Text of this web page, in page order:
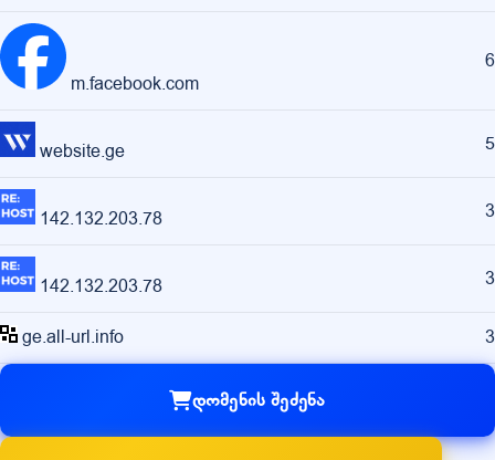
m.facebook.com
6
website.ge 5
142.132.203.78 3
142.132.203.78 3
ge.all-url.info 3
დომენის შეძენა